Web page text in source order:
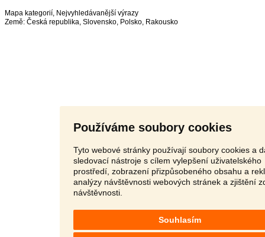
Používáme soubory cookies
Tyto webové stránky používají soubory cookies a
sledovací nástroje s cílem vylepšení uživatelského
prostředí, zobrazení přizpůsobeného obsahu a
analýzy návštěvnosti webových stránek a zjištění
návštěvnosti.
Souhlasím
Mapa kategorií, Nejvyhledávanější výrazy
Země: Česká republika, Slovensko, Polsko, Rakousko